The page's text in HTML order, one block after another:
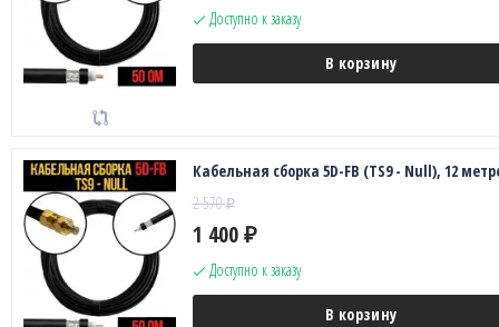
Доступно к заказу
В корзину
Кабельная сборка 5D-FB (TS9 - Null), 12
2 570₽
1 400 ₽
Доступно к заказу
В корзину